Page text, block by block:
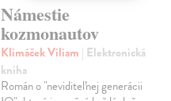
Námestie
kozmonautov
Klimáček Viliam | Elektronická
kniha
Román o "neviditeľnej generácii